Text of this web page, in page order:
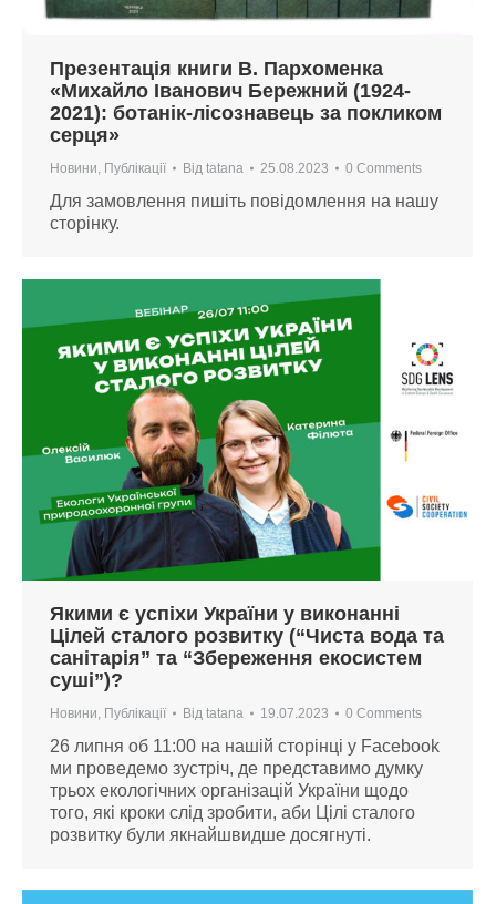
Презентація книги В. Пархоменка
«Михайло Іванович Бережний (1924-
2021): ботанік-лісознавець за покликом
серця»
Новини, Публікації Від tatana 25.08.2023 0 Comments
Для замовлення пишіть повідомлення на нашу
сторінку.
Якими є успіхи України у виконанні
Цілей сталого розвитку (“Чиста вода та
санітарія” та “Збереження екосистем
суші”)?
Новини Публікації Від tatana 19.07.2023 0 Comments
26 липня об 11:00 на нашій сторінці у Facebook
ми проведемо зустріч, де представимо думку
трьох екологічних організацій України щодо
того, які кроки слід зробити, аби Цілі сталого
розвитку були якнайшвидше досягнуті.